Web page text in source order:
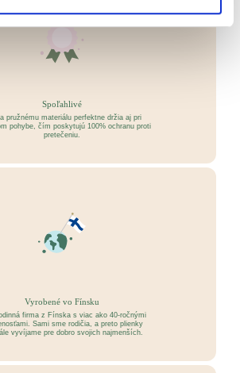
Spoľahlivé
pružnému materiálu perfektne držia aj pri
pohybe, čím poskytujú 100% ochranu proti
pretečeniu.
Vyrobené vo Fínsku
firma z Fínska s viac ako 40-ročnými
Sami sme rodičia, a preto plienky
vyvíjame pre dobro svojich najmenších.